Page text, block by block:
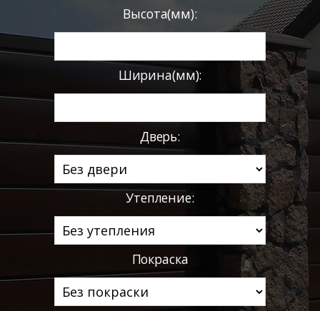
Высота(мм):
Ширина(мм):
Дверь:
Утепление:
Покраска